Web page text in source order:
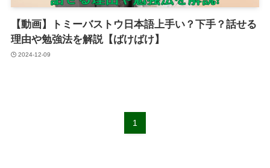
【動画】トミーバストウ日本語上手い？下手？話せる
理由や勉強法を解説【ばけばけ】
2024-12-09
1